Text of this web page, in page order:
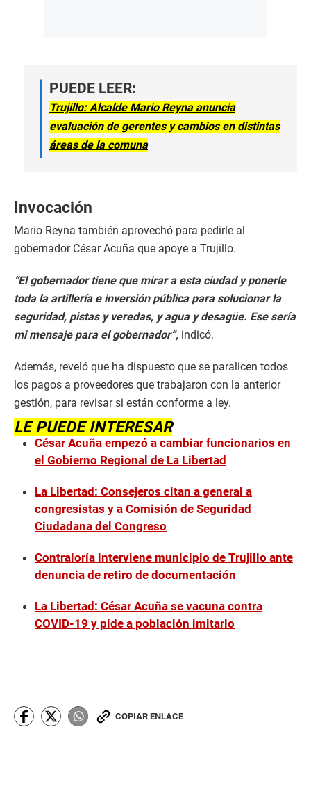
PUEDE LEER:
Trujillo: Alcalde Mario Reyna anuncia
evaluación de gerentes y cambios en distintas
áreas de la comuna
Invocación
Mario Reyna también aprovechó para pedirle al
gobernador César Acuña que apoye a Trujillo.
“El gobernador tiene que mirar a esta ciudad y ponerle
toda la artillería e inversión pública para solucionar la
seguridad, pistas y veredas, y agua y desagüe. Ese sería
mi mensaje para el gobernador”, indicó.
Además, reveló que ha dispuesto que se paralicen todos
los pagos a proveedores que trabajaron con la anterior
gestión, para revisar si están conforme a ley.
LE PUEDE INTERESAR
César Acuña empezó a cambiar funcionarios en
el Gobierno Regional de La Libertad
La Libertad: Consejeros citan a general a
congresistas y a Comisión de Seguridad
Ciudadana del Congreso
Contraloría interviene municipio de Trujillo ante
denuncia de retiro de documentación
La Libertad: César Acuña se vacuna contra
COVID-19 y pide a población imitarlo
COPIAR ENLACE